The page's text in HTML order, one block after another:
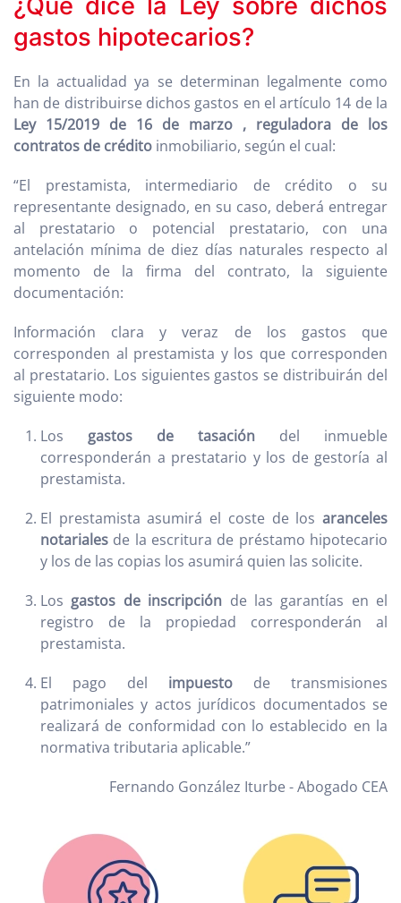
gastos hipotecarios?
En la actualidad ya se determinan legalmente como
han de distribuirse dichos gastos en el artículo 14 de la
Ley 15/2019 de 16 de marzo , reguladora de los
contratos de crédito inmobiliario, según el cual:
“El prestamista, intermediario de crédito o su
representante designado, en su caso, deberá entregar
al prestatario o potencial prestatario, con una
antelación mínima de diez días naturales respecto al
momento de la firma del contrato, la siguiente
documentación:
Información clara y veraz de los gastos que
corresponden al prestamista y los que corresponden
al prestatario. Los siguientes gastos se distribuirán del
siguiente modo:
Los gastos de tasación del inmueble
corresponderán a prestatario y los de gestoría al
prestamista.
El prestamista asumirá el coste de los aranceles
notariales de la escritura de préstamo hipotecario
y los de las copias los asumirá quien las solicite.
Los gastos de inscripción de las garantías en el
registro de la propiedad corresponderán al
prestamista.
El pago del impuesto de transmisiones
patrimoniales y actos jurídicos documentados se
realizará de conformidad con lo establecido en la
normativa tributaria aplicable.”
Fernando González Iturbe - Abogado CEA